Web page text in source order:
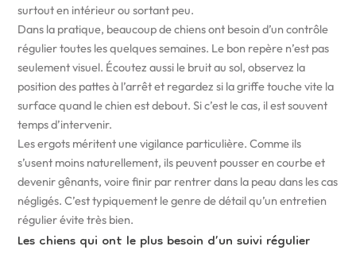
surtout en intérieur ou sortant peu.
Dans la pratique, beaucoup de chiens ont besoin d’un contrôle
régulier toutes les quelques semaines. Le bon repère n’est pas
seulement visuel. Écoutez aussi le bruit au sol, observez la
position des pattes à l’arrêt et regardez si la griffe touche vite la
surface quand le chien est debout. Si c’est le cas, il est souvent
temps d’intervenir.
Les ergots méritent une vigilance particulière. Comme ils
s’usent moins naturellement, ils peuvent pousser en courbe et
devenir gênants, voire finir par rentrer dans la peau dans les cas
négligés. C’est typiquement le genre de détail qu’un entretien
régulier évite très bien.
Les chiens qui ont le plus besoin d’un suivi régulier